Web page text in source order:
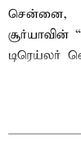
சென்னை,
சூர்யாவின் “
டிரெய்லர்